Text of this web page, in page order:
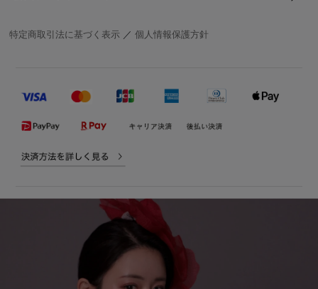
特定商取引法に基づく表示 ／個人情報保護方針